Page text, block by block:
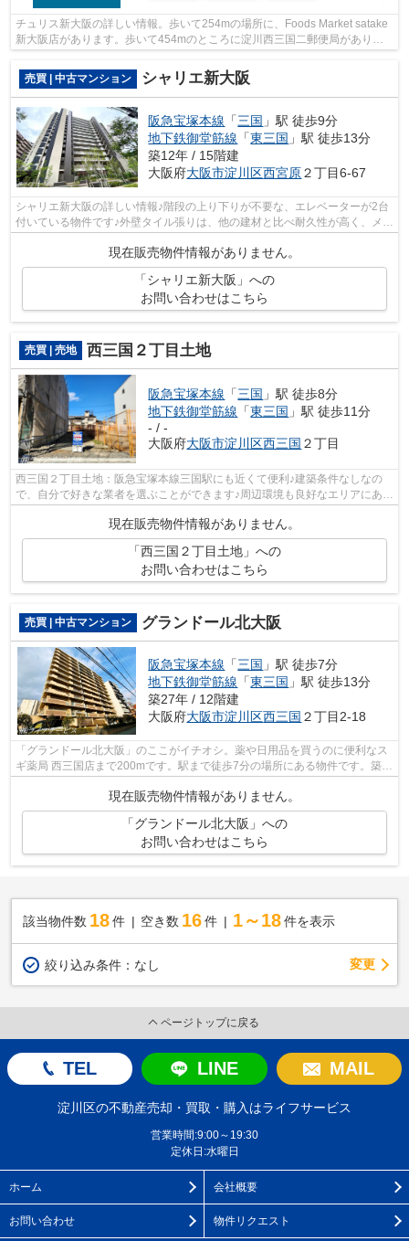
チュリス新大阪の詳しい情報。歩いて254mの場所に、Foods Market satake
新大阪店があります。歩いて454mのところに淀川西三国二郵便局がありま
す。駅徒歩9分の物件です。アクセスが良...
売買 | 中古マンション
シャリエ新大阪
阪急宝塚本線 「三国 」駅 徒歩9分
地下鉄御堂筋線 「東三国 」駅 徒歩13分
築12年 / 15階建
大阪府大阪市淀川区西宮原２丁目6-67
シャリエ新大阪の詳しい情報♪階段の上り下りが不要な、エレベーターが2台
付いている物件です♪外壁タイル張りは、他の建材と比べ耐久性が高く、メン
テナンス費用が安価なのが特徴です♪...
現在販売物件情報がありません。
「シャリエ新大阪」への
お問い合わせはこちら
売買 | 売地 西三国２丁目土地
阪急宝塚本線 「三国 」駅 徒歩8分
地下鉄御堂筋線 「東三国 」駅 徒歩11分
- / -
大阪府大阪市淀川区西三国 ２丁目
西三国２丁目土地：阪急宝塚本線三国駅にも近くて便利♪建築条件なしなの
で、自分で好きな業者を選ぶことができます♪周辺環境も良好なエリアにある
売地です♪駅から徒歩8分圏内に立地し...
現在販売物件情報がありません。
「西三国２丁目土地」への
お問い合わせはこちら
売買 | 中古マンション グランドール北大阪
阪急宝塚本線 「三国 」駅 徒歩7分
地下鉄御堂筋線 「東三国 」駅 徒歩13分
築27年 / 12階建
大阪府大阪市淀川区西三国 ２丁目2-18
「グランドール北大阪」のここがイチオシ。薬や日用品を買うのに便利なス
ギ薬局 西三国店まで200mです。駅まで徒歩7分の場所にある物件です。築
現在販売物件情報がありません。
「グランドール北大阪」への
お問い合わせはこちら
該当物件数 18件 空き数 16 件 1～18 件を表示
絞り込み条件： なし 変更
ページトップに戻る
TEL LINE MAIL
淀川区の不動産売却・買取・購入はライフサービス
営業時間:9:00～19:30
定休日:水曜日
ホーム 会社概要
お問い合わせ 物件リクエスト